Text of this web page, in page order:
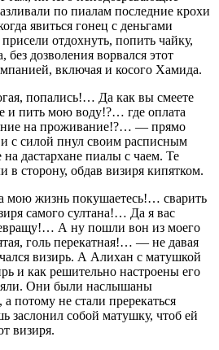
по пиалам последние крохи
явиться гонец с деньгами
отдохнуть, попить чайку,
без дозволения ворвался этот
включая и косого Хамида.
попались!… Да как вы смеете
и пить мою воду!?… где оплата
на проживание!?… — прямо
и с силой пнул своим расписным
дастархане пиалы с чаем. Те
в сторону, обдав визиря кипятком.
жизнь покушаетесь!… сварить
самого султана!… Да я вас
А ну пошли вон из моего
голь перекатная!… — не давая
визирь. А Алихан с матушкой
и как решительно настроены его
Они были наслышаны
потому не стали пререкаться
заслонил собой матушку, чтоб ей
визиря.